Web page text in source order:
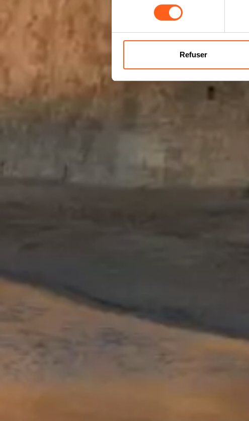
consentement
Refuser